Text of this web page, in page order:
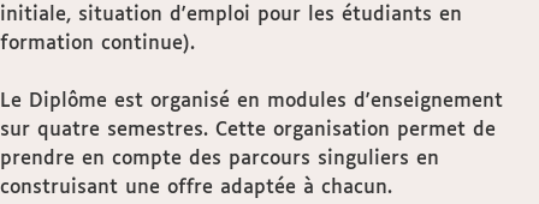
initiale, situation d'emploi pour les étudiants en
formation continue).
Le Diplôme est organisé en modules d'enseignement
sur quatre semestres. Cette organisation permet de
prendre en compte des parcours singuliers en
construisant une offre adaptée à chacun.